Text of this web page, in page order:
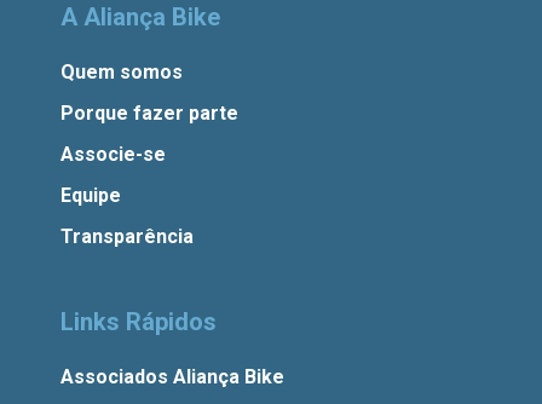
A Aliança Bike
Quem somos
Porque fazer parte
Associe-se
Equipe
Transparência
Links Rápidos
Associados Aliança Bike